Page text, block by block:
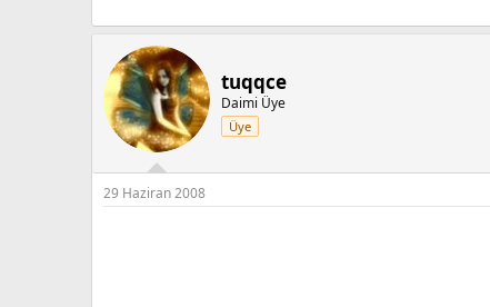
tuqqce
Daimi Üye
Üye
29 Haziran 2008